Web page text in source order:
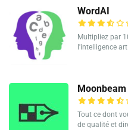
WordAI
Multipliez par
l'intelligence
Moonbeam
Tout ce dont
de qualité et